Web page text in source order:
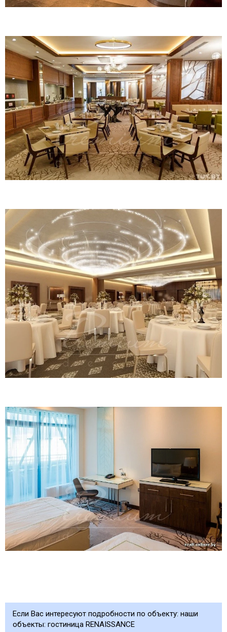
Если Вас интересуют подробности по объекту: наши
объекты: гостиница RENAISSANCE